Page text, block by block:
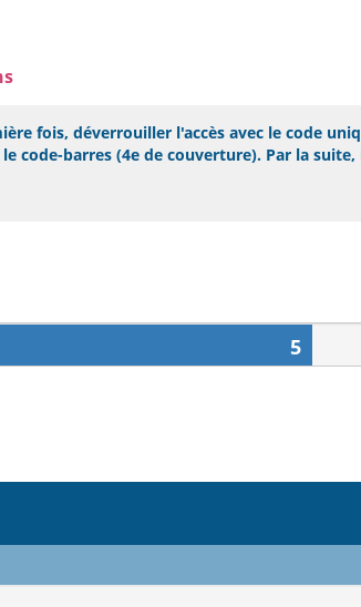
fois, déverrouiller l'accès avec le code
code-barres (4e de couverture). Par la
5